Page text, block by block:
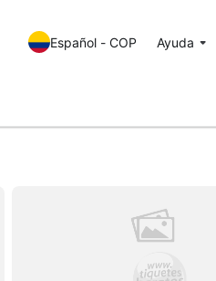
Español - COP Ayuda